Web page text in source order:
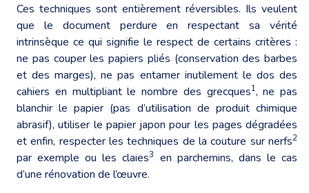
Ces techniques sont entièrement réversibles. Ils veulent
que le document perdure en respectant sa vérité
intrinsèque ce qui signifie le respect de certains critères :
ne pas couper les papiers pliés (conservation des barbes
et des marges), ne pas entamer inutilement le dos des
cahiers en multipliant le nombre des grecques1, ne pas
blanchir le papier (pas d’utilisation de produit chimique
abrasif), utiliser le papier japon pour les pages dégradées
et enfin, respecter les techniques de la couture sur nerfs2
par exemple ou les claies3
en parchemins, dans le cas
d’une rénovation de l’œuvre.